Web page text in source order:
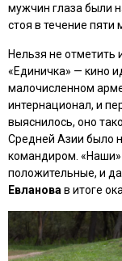
мужчин глаза были
стоя в течение пяти
Нельзя не отметить
«Единичка» — кино
малочисленном
интернационал, и
выяснилось, оно
Средней Азии было
командиром. «Наши»
положительные, и
Евланова в итоге